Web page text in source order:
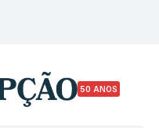
50 ANOS